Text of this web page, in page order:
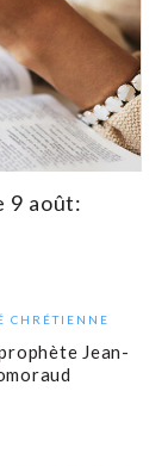
9 août:
CHRÉTIENNE
Jean-